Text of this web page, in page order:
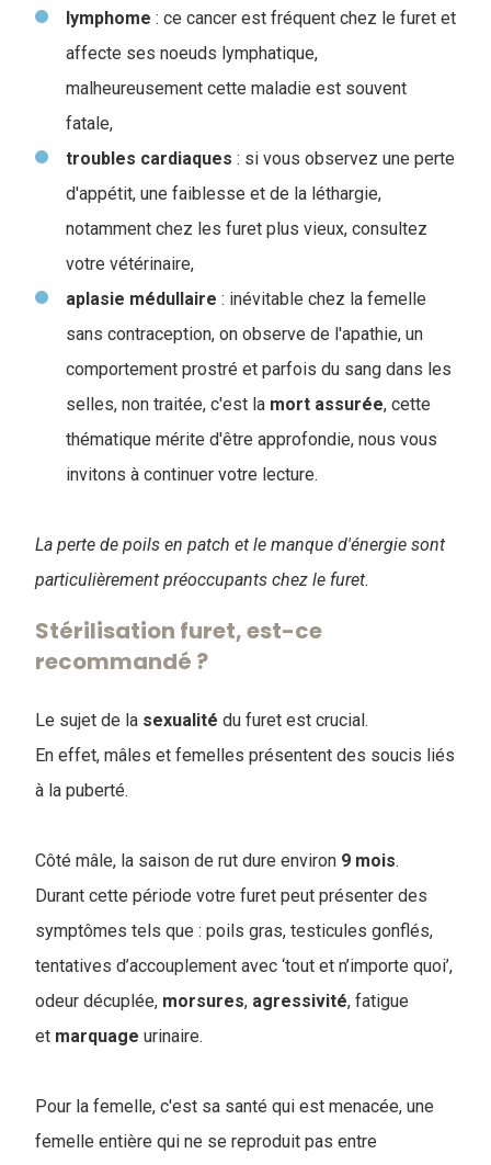
lymphome : ce cancer est fréquent chez le furet et
affecte ses noeuds lymphatique,
malheureusement cette maladie est souvent
fatale,
troubles cardiaques : si vous observez une perte
d'appétit, une faiblesse et de la léthargie,
notamment chez les furet plus vieux, consultez
votre vétérinaire,
aplasie médullaire : inévitable chez la femelle
sans contraception, on observe de l'apathie, un
comportement prostré et parfois du sang dans les
selles, non traitée, c'est la mort assurée, cette
thématique mérite d'être approfondie, nous vous
invitons à continuer votre lecture.
La perte de poils en patch et le manque d'énergie sont
particulièrement préoccupants chez le furet.
Stérilisation furet, est-ce
recommandé ?
Le sujet de la sexualité du furet est crucial.
En effet, mâles et femelles présentent des soucis liés
à la puberté.
Côté mâle, la saison de rut dure environ 9 mois.
Durant cette période votre furet peut présenter des
symptômes tels que : poils gras, testicules gonflés,
tentatives d’accouplement avec ‘tout et n’importe quoi’,
odeur décuplée, morsures, agressivité, fatigue
et marquage urinaire.
Pour la femelle, c'est sa santé qui est menacée, une
femelle entière qui ne se reproduit pas entre